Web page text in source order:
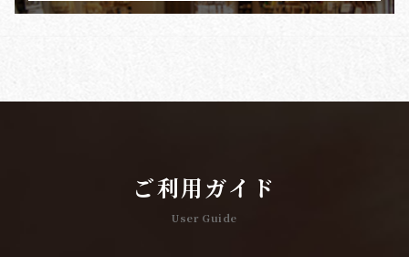
ご利用ガイド
User Guide